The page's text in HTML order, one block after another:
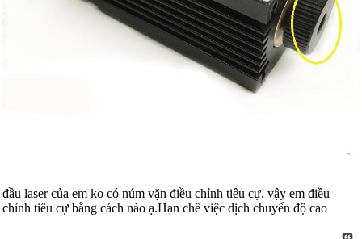
đầu laser của em ko có núm vặn điều chỉnh tiêu cự. vậy em điều
chỉnh tiêu cự bằng cách nào ạ.Hạn chế việc dịch chuyển độ cao